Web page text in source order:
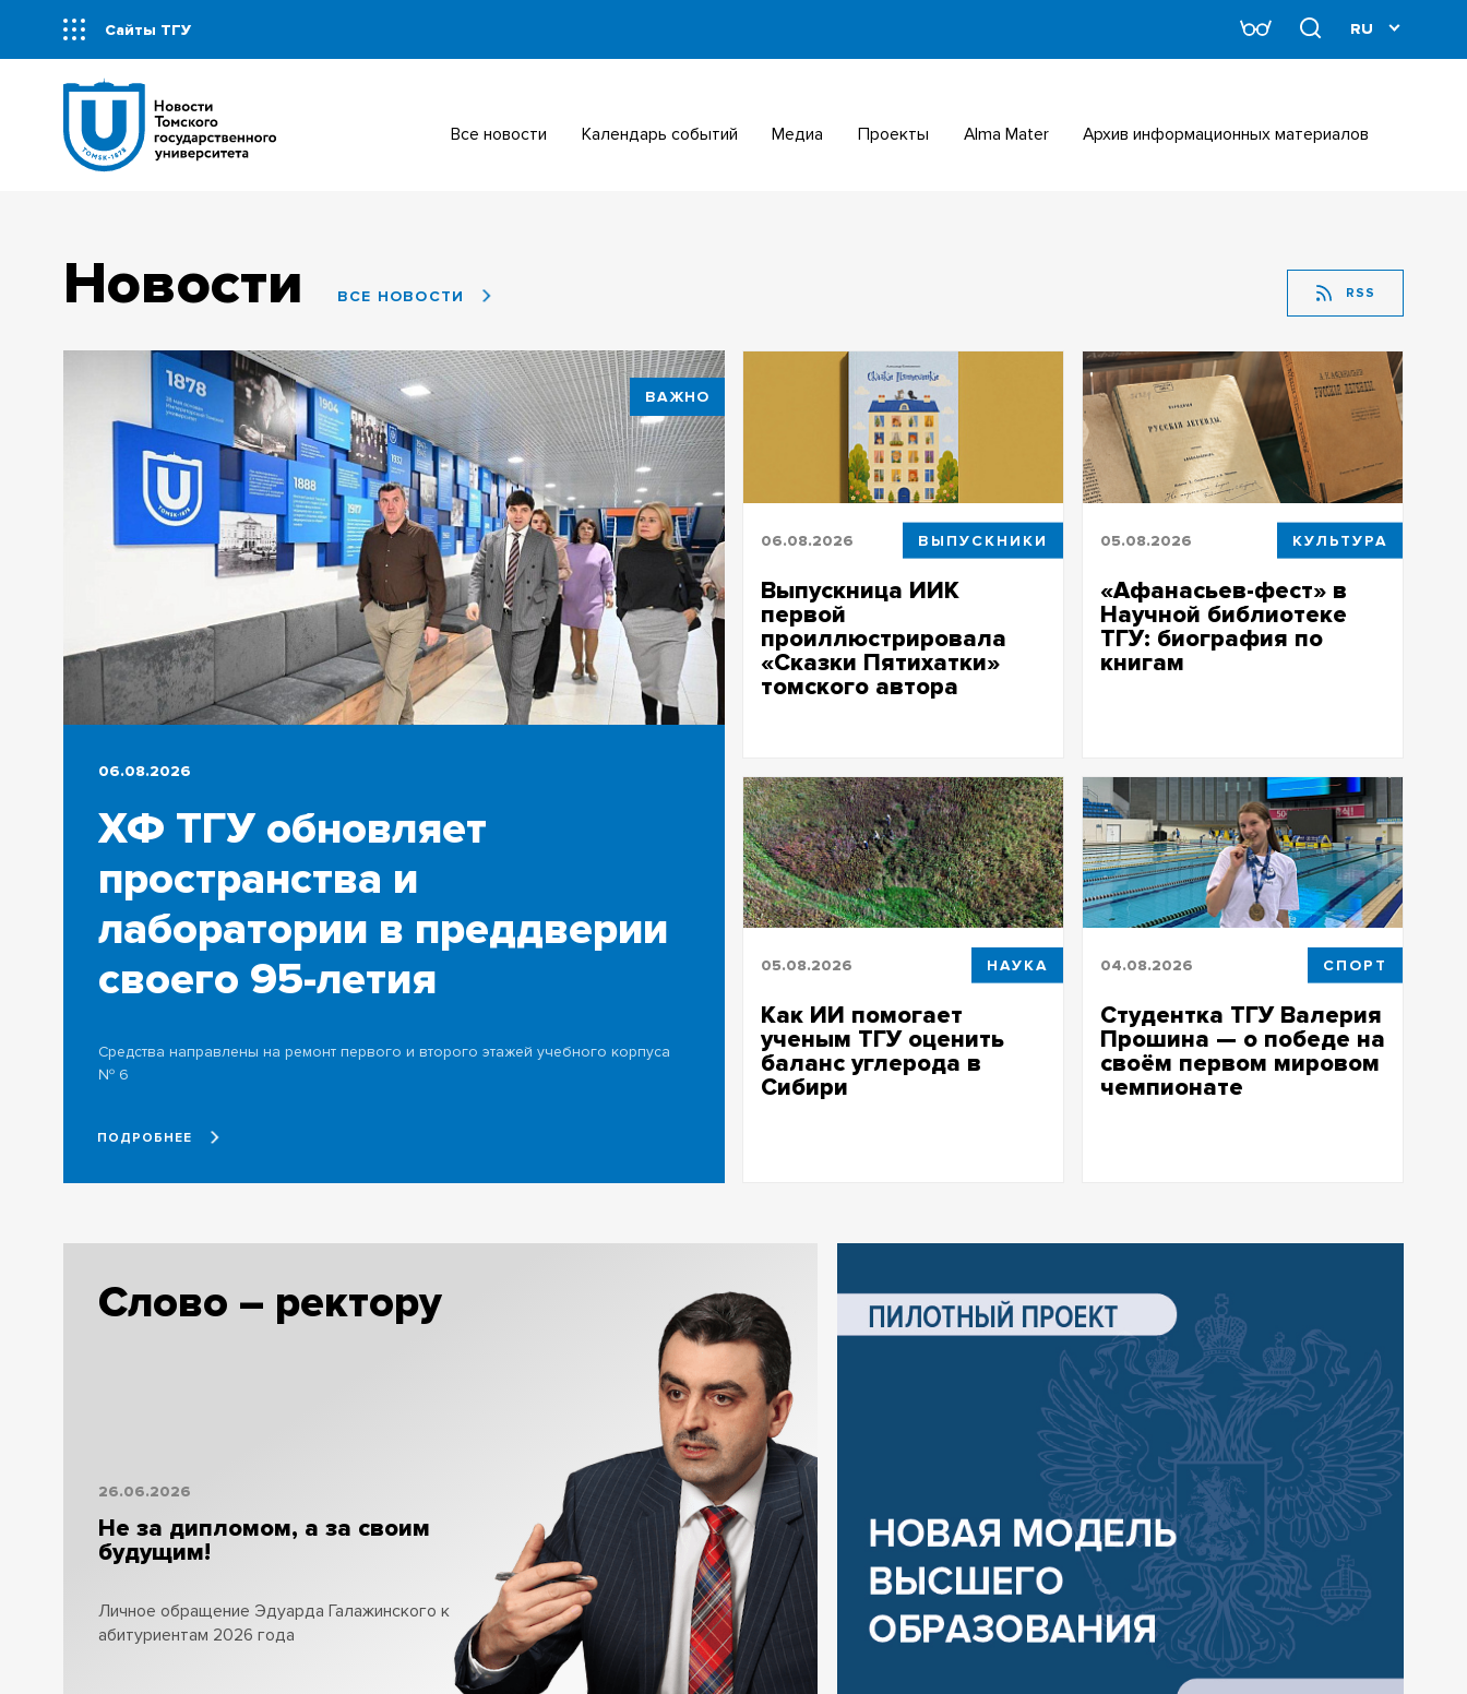
Сайты ТГУ
Все новости Календарь событий Медиа Проекты Alma Mater Архив информационных материалов
Новости ВСЕ НОВОСТИ RSS
ВАЖНО
06.08.2026
ХФ ТГУ обновляет
пространства и
лаборатории в преддверии
своего 95-летия
Средства направлены на ремонт первого и второго этажей учебного корпуса
№ 6
ПОДРОБНЕЕ
06.08.2026 ВЫПУСКНИКИ
Выпускница ИИК
первой
проиллюстрировала
«Сказки Пятихатки»
томского автора
легендарному общежитию ТГУ
05.08.2026 КУЛЬТУРА
«Афанасьев-фест» в
Научной библиотеке
ТГУ: биография по
книгам
05.08.2026 НАУКА
Как ИИ помогает
ученым ТГУ оценить
баланс углерода в
Сибири
04.08.2026 СПОРТ
Студентка ТГУ Валерия
Прошина — о победе на
своём первом мировом
чемпионате
Слово – ректору
26.06.2026
Не за дипломом, а за своим
будущим!
Личное обращение Эдуарда Галажинского к
абитуриентам 2026 года